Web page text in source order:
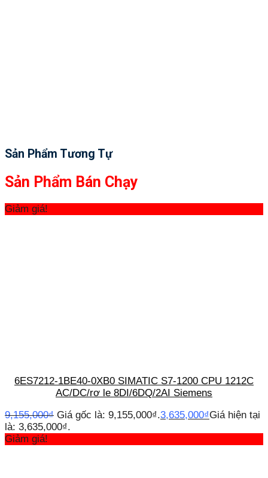
Sản Phẩm Tương Tự
Sản Phẩm Bán Chạy
Giảm giá!
6ES7212-1BE40-0XB0 SIMATIC S7-1200 CPU 1212C
AC/DC/rơ le 8DI/6DQ/2AI Siemens
9,155,000₫ Giá gốc là: 9,155,000₫.3,635,000₫Giá hiện tại
là: 3,635,000₫.
Giảm giá!